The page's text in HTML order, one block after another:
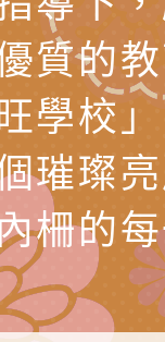
】線
學學
持資
學期
LCD
LED
影（
心障
第三
及附
115
放表
消防
短片
育學
質的
學校
璀璨
柵的